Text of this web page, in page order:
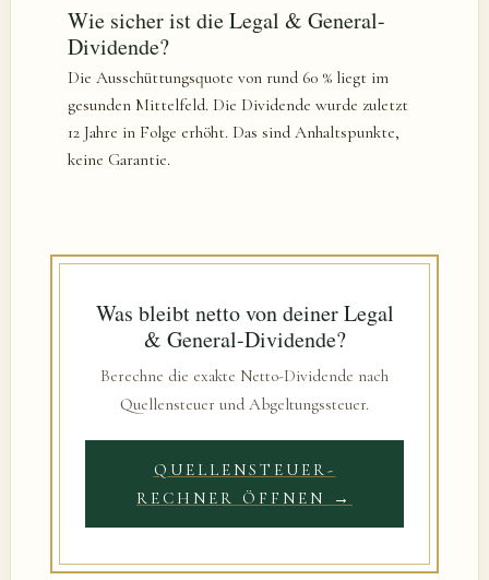
Wie sicher ist die Legal & General-
Dividende?
Die Ausschüttungsquote von rund 60 % liegt im
gesunden Mittelfeld. Die Dividende wurde zuletzt
12 Jahre in Folge erhöht. Das sind Anhaltspunkte,
keine Garantie.
Was bleibt netto von deiner Legal
& General-Dividende?
Berechne die exakte Netto-Dividende nach
Quellensteuer und Abgeltungssteuer.
QUELLENSTEUER-
RECHNER ÖFFNEN →